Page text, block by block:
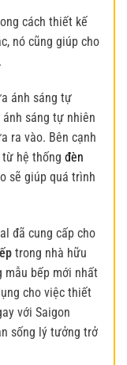
cách thiết kế
nó cũng giúp cho
ánh sáng tự
sáng tự nhiên
ra vào. Bên cạnh
hệ thống đèn
sẽ giúp quá trình
đã cung cấp cho
trong nhà hữu
mẫu bếp mới nhất
cho việc thiết
với Saigon
sống lý tưởng trở